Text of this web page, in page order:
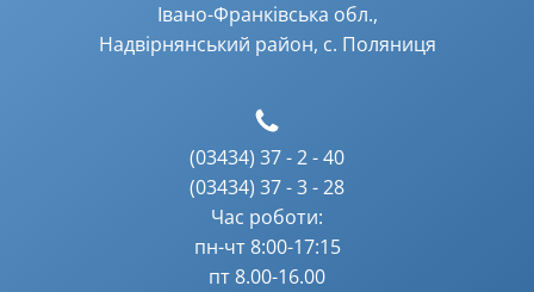
Івано-Франківська обл.,
Надвірнянський район, с. Поляниця
(03434) 37 - 2 - 40
(03434) 37 - 3 - 28
Час роботи:
пн-чт 8:00-17:15
пт 8.00-16.00